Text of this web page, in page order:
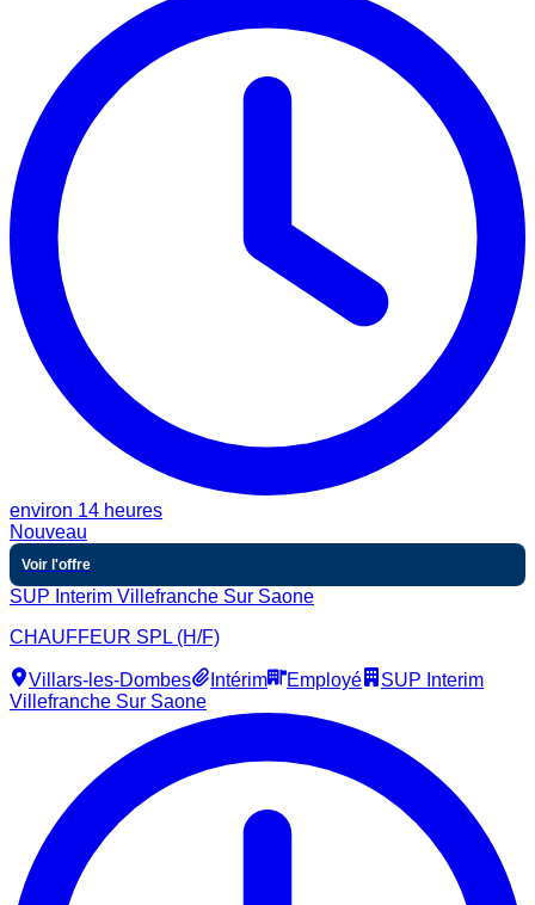
environ 14 heures
Nouveau
Voir l'offre
SUP Interim Villefranche Sur Saone
CHAUFFEUR SPL (H/F)
Villars-les-Dombes Intérim Employé
SUP Interim
Villefranche Sur Saone